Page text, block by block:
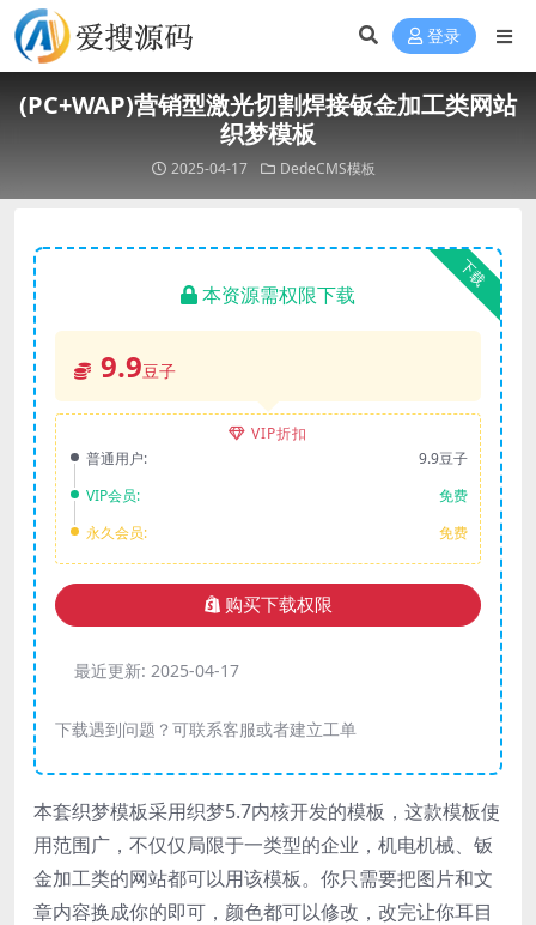
登录
(PC+WAP)营销型激光切割焊接钣金加工类网站
织梦模板
2025-04-17 DedeCMS模板
下载
本资源需权限下载
9.9豆子
VIP折扣
普通用户:
9.9豆子
VIP会员:
免费
永久会员:
免费
购买下载权限
最近更新: 2025-04-17
下载遇到问题？可联系客服或者建立工单
本套织梦模板采用织梦5.7内核开发的模板，这款模板使
用范围广，不仅仅局限于一类型的企业，机电机械、钣
金加工类的网站都可以用该模板。你只需要把图片和文
章内容换成你的即可，颜色都可以修改，改完让你耳目